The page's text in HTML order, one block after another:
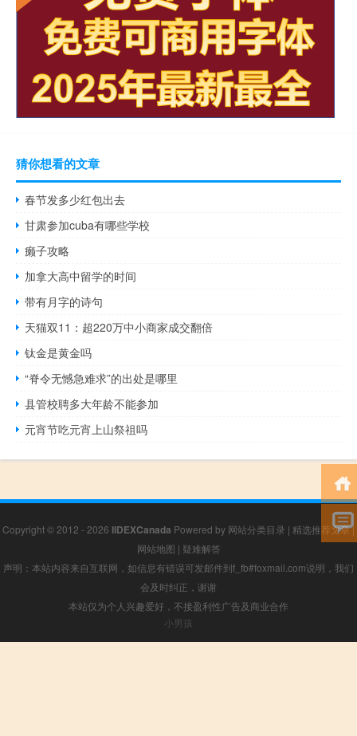
猜你想看的文章
春节发多少红包出去
甘肃参加cuba有哪些学校
癞子攻略
加拿大高中留学的时间
带有月字的诗句
天猫双11：超220万中小商家成交翻倍
钛金是黄金吗
“脊令无憾急难求”的出处是哪里
县管校聘多大年龄不能参加
元宵节吃元宵上山祭祖吗
Copyright © 2012 - 2026 IIDEXCanada Powered by 网站分类目录 | 精选推荐文章|
网站地图 | 疑难解答
声明：本站内容来自互联网，如信息有错误可发邮件到f_fb#foxmail.com说明，我们
会及时纠正，谢谢
本站仅为个人兴趣爱好，不接盈利性广告及商业合作
小男孩